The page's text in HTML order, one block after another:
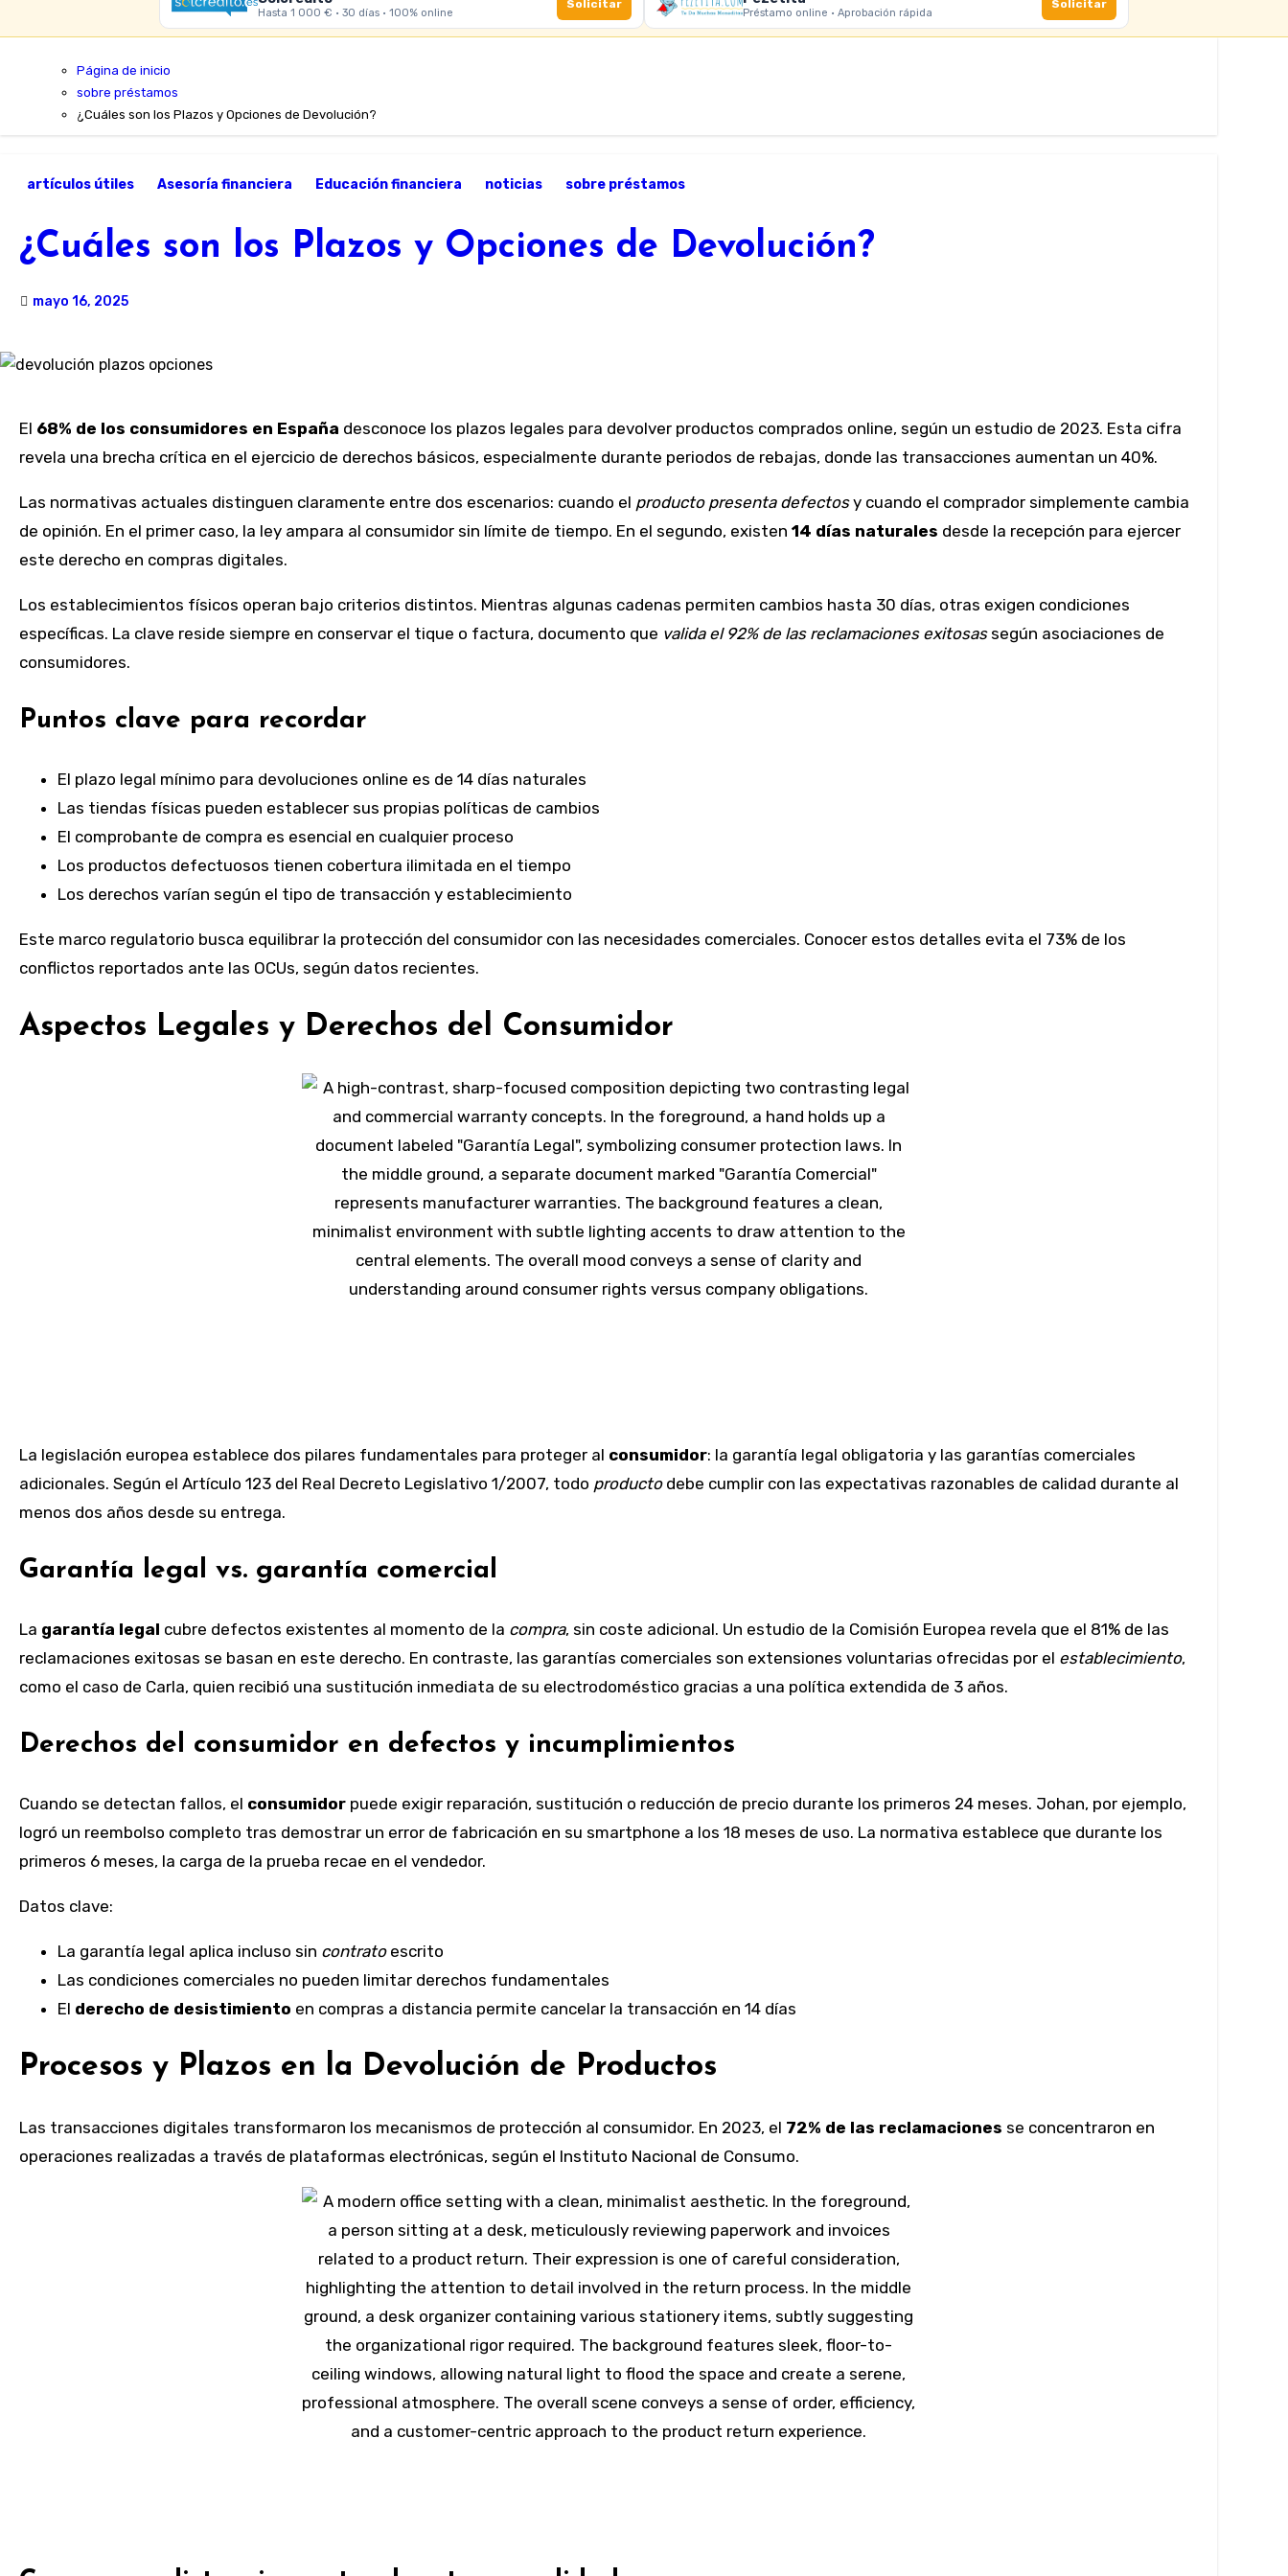
Hasta 1 000 € · 30 días · 100% online
Solicitar
Préstamo online · Aprobación rápida
Solicitar
Página de inicio
sobre préstamos
¿Cuáles son los Plazos y Opciones de Devolución?
artículos útiles Asesoría financiera Educación financiera noticias sobre préstamos
¿Cuáles son los Plazos y Opciones de Devolución?
mayo 16, 2025
El 68% de los consumidores en España desconoce los plazos legales para devolver productos comprados online, según un estudio de 2023. Esta cifra
revela una brecha crítica en el ejercicio de derechos básicos, especialmente durante periodos de rebajas, donde las transacciones aumentan un 40%.
Las normativas actuales distinguen claramente entre dos escenarios: cuando el producto presenta defectosy cuando el comprador simplemente cambia
de opinión. En el primer caso, la ley ampara al consumidor sin límite de tiempo. En el segundo, existen 14 días naturales desde la recepción para ejercer
este derecho en compras digitales.
Los establecimientos físicos operan bajo criterios distintos. Mientras algunas cadenas permiten cambios hasta 30 días, otras exigen condiciones
específicas. La clave reside siempre en conservar el tique o factura, documento que valida el 92% de las reclamaciones exitosassegún asociaciones de
consumidores.
Puntos clave para recordar
El plazo legal mínimo para devoluciones online es de 14 días naturales
Las tiendas físicas pueden establecer sus propias políticas de cambios
El comprobante de compra es esencial en cualquier proceso
Los productos defectuosos tienen cobertura ilimitada en el tiempo
Los derechos varían según el tipo de transacción y establecimiento
Este marco regulatorio busca equilibrar la protección del consumidor con las necesidades comerciales. Conocer estos detalles evita el 73% de los
conflictos reportados ante las OCUs, según datos recientes.
Aspectos Legales y Derechos del Consumidor
La legislación europea establece dos pilares fundamentales para proteger al consumidor: la garantía legal obligatoria y las garantías comerciales
adicionales. Según el Artículo 123 del Real Decreto Legislativo 1/2007, todo productodebe cumplir con las expectativas razonables de calidad durante al
menos dos años desde su entrega.
Garantía legal vs. garantía comercial
La garantía legal cubre defectos existentes al momento de la compra, sin coste adicional. Un estudio de la Comisión Europea revela que el 81% de las
reclamaciones exitosas se basan en este derecho. En contraste, las garantías comerciales son extensiones voluntarias ofrecidas por el establecimiento,
como el caso de Carla, quien recibió una sustitución inmediata de su electrodoméstico gracias a una política extendida de 3 años.
Derechos del consumidor en defectos y incumplimientos
Cuando se detectan fallos, el consumidor puede exigir reparación, sustitución o reducción de precio durante los primeros 24 meses. Johan, por ejemplo,
logró un reembolso completo tras demostrar un error de fabricación en su smartphone a los 18 meses de uso. La normativa establece que durante los
primeros 6 meses, la carga de la prueba recae en el vendedor.
Datos clave:
La garantía legal aplica incluso sin contratoescrito
Las condiciones comerciales no pueden limitar derechos fundamentales
El derecho de desistimiento en compras a distancia permite cancelar la transacción en 14 días
Procesos y Plazos en la Devolución de Productos
Las transacciones digitales transformaron los mecanismos de protección al consumidor. En 2023, el 72% de las reclamaciones se concentraron en
operaciones realizadas a través de plataformas electrónicas, según el Instituto Nacional de Consumo.